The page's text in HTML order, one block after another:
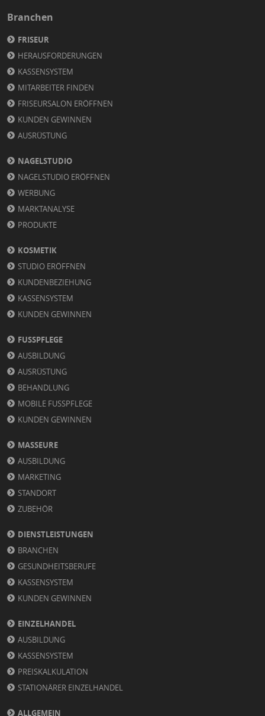
Branchen
FRISEUR
HERAUSFORDERUNGEN
KASSENSYSTEM
MITARBEITER FINDEN
FRISEURSALON ERÖFFNEN
KUNDEN GEWINNEN
AUSRÜSTUNG
NAGELSTUDIO
NAGELSTUDIO ERÖFFNEN
WERBUNG
MARKTANALYSE
PRODUKTE
KOSMETIK
STUDIO ERÖFFNEN
KUNDENBEZIEHUNG
KASSENSYSTEM
KUNDEN GEWINNEN
FUSSPFLEGE
AUSBILDUNG
AUSRÜSTUNG
BEHANDLUNG
MOBILE FUSSPFLEGE
KUNDEN GEWINNEN
MASSEURE
AUSBILDUNG
MARKETING
STANDORT
ZUBEHÖR
DIENSTLEISTUNGEN
BRANCHEN
GESUNDHEITSBERUFE
KASSENSYSTEM
KUNDEN GEWINNEN
EINZELHANDEL
AUSBILDUNG
KASSENSYSTEM
PREISKALKULATION
STATIONÄRER EINZELHANDEL
ALLGEMEIN